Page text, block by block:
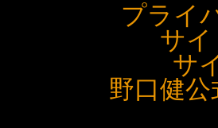
プライ
サ
サ
野口健